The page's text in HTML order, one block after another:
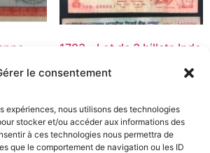
le consentement
expériences, nous utilisons des technologies
stocker et/ou accéder aux informations des
à ces technologies nous permettra de
que le comportement de navigation ou les ID
1783 – Lot de 3 billets Inde
22,50
Lire la suite